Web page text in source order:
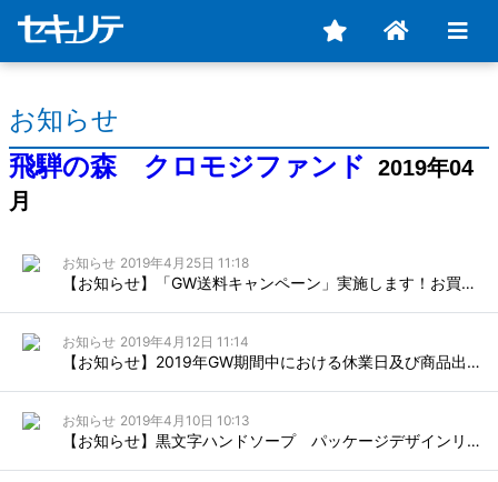
お知らせ
飛騨の森 クロモジファンド
2019年04
月
お知らせ 2019年4月25日 11:18
【お知らせ】「GW送料キャンペーン」実施します！お買い上げ5000円以上（税抜）、送料無料！
お知らせ 2019年4月12日 11:14
【お知らせ】2019年GW期間中における休業日及び商品出荷スケジュールのご案内
お知らせ 2019年4月10日 10:13
【お知らせ】黒文字ハンドソープ パッケージデザインリニューアルのお知らせ